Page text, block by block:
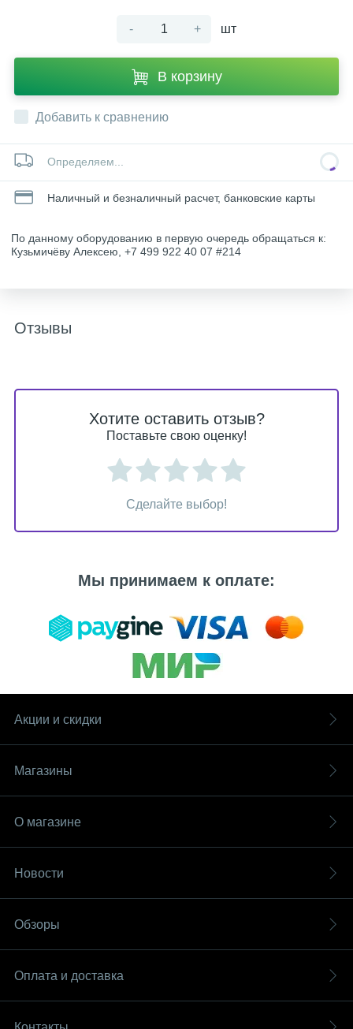
- + шт
В корзину
Добавить к сравнению
Определяем...
Наличный и безналичный расчет, банковские карты
По данному оборудованию в первую очередь обращаться к:
Кузьмичёву Алексею, +7 499 922 40 07 #214
Отзывы
Хотите оставить отзыв?
Поставьте свою оценку!
Сделайте выбор!
Мы принимаем к оплате:
Акции и скидки
Магазины
О магазине
Новости
Обзоры
Оплата и доставка